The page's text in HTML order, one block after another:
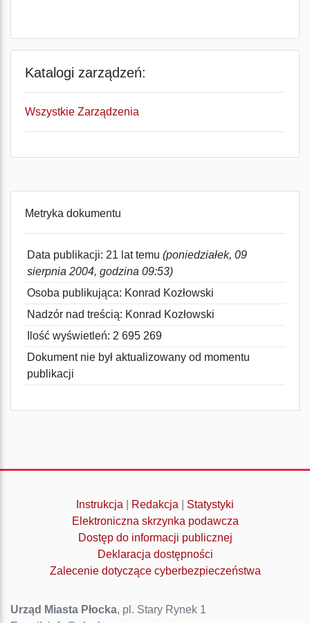
Katalogi zarządzeń:
Wszystkie Zarządzenia
Metryka dokumentu
Data publikacji: 21 lat temu (poniedziałek, 09
sierpnia 2004, godzina 09:53)
Osoba publikująca: Konrad Kozłowski
Nadzór nad treścią: Konrad Kozłowski
Ilość wyświetleń: 2 695 269
Dokument nie był aktualizowany od momentu
publikacji
Instrukcja Redakcja
Statystyki
Elektroniczna skrzynka podawcza
Dostęp do informacji publicznej
Deklaracja dostępności
Zalecenie dotyczące cyberbezpieczeństwa
Urząd Miasta Płocka, pl. Stary Rynek 1